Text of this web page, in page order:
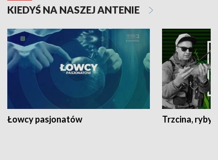
KIEDYŚ NA NASZEJ ANTENIE
Łowcy pasjonatów Trzcina, ryby